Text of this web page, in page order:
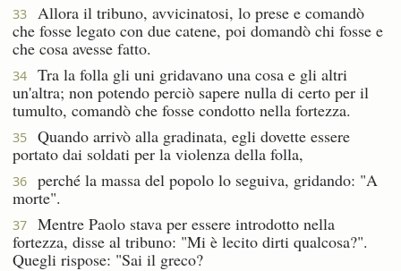
33
Allora il tribuno, avvicinatosi, lo prese e comandò
che fosse legato con due catene, poi domandò chi fosse e
che cosa avesse fatto.
34
Tra la folla gli uni gridavano una cosa e gli altri
un'altra; non potendo perciò sapere nulla di certo per il
tumulto, comandò che fosse condotto nella fortezza.
35
Quando arrivò alla gradinata, egli dovette essere
portato dai soldati per la violenza della folla,
36
perché la massa del popolo lo seguiva, gridando: "A
morte".
37
Mentre Paolo stava per essere introdotto nella
fortezza, disse al tribuno: "Mi è lecito dirti qualcosa?".
Quegli rispose: "Sai il greco?